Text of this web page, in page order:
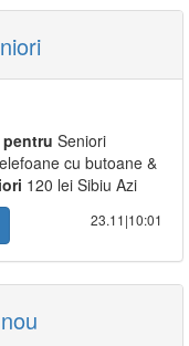
pentru Seniori
cu butoane &
120 lei Sibiu Azi
23.11|10:01